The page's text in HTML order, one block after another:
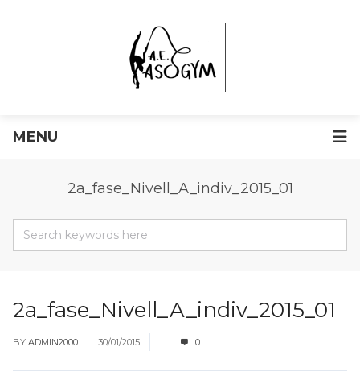
MENU
2a_fase_Nivell_A_indiv_2015_01
2a_fase_Nivell_A_indiv_2015_01
BY ADMIN2000 30/01/2015 0